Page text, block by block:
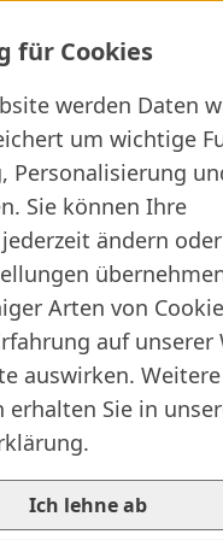
für Cookies
werden Daten
um wichtige
Personalisierung
Sie können Ihre
ändern
Arten von
auf unserer
auswirken. Weitere
Sie in
Ich lehne ab
Jobs
Elternseite besuchen
/ Pflege am Uniklinikum